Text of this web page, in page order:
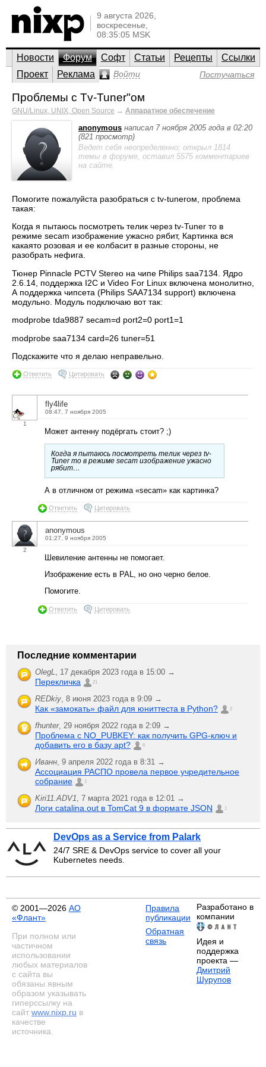
9 августа 2026,
воскресенье,
08:35:05 MSK
Новости Форум Софт Статьи Рецепты
Ссылки
Проект
Реклама Войти Постучаться
Проблемы с Tv-Tuner"ом
GNU/Linux, UNIX, Open Source → Аппаратное обеспечение
anonymous написал 7 ноября 2005 года в 02:20
(821 просмотр)
Ведет себя неопределенно; открыл 1814
темы в форуме, оставил 5575 комментариев
на сайте.
Помогите пожалуйста разобраться с tv-tunerом, проблема
такая:
Когда я пытаюсь посмотреть телик через tv-Tuner то в
режиме secam изображение ужасно рябит, Картинка вся
какаято розовая и ее колбасит в разные стороны, не
разобрать нефига.
Тюнер Pinnacle PCTV Stereo на чипе Philips saa7134. Ядро
2.6.14, поддержка I2C и Video For Linux включена монолитно,
А поддержка чипсета (Philips SAA7134 support) включена
модульно. Модуль подключаю вот так:
modprobe tda9887 secam=d port2=0 port1=1
modprobe saa7134 card=26 tuner=51
Подскажите что я делаю неправельно.
Ответить Цитировать
1
fly4life
08:47, 7 ноября 2005
Может антенну подёргать стоит? ;)
Когда я пытаюсь посмотреть телик через tv-
Tuner то в режиме secam изображение ужасно
рябит…
А в отличном от режима «secam» как картинка?
Ответить Цитировать
2
anonymous
01:27, 9 ноября 2005
Шевиление антенны не помогает.
Изображение есть в PAL, но оно черно белое.
Помогите.
Ответить Цитировать
Последние комментарии
OlegL 17 декабря 2023 года в 15:00 →
Перекличка 21
REDkiy 8 июня 2023 года в 9:09 →
Как «замокать» файл для юниттеста в Python? 2
fhunter, 29 ноября 2022 года в 2:09 →
Проблема с NO_PUBKEY: как получить GPG-ключ и
добавить его в базу apt?
6
Иванн 9 апреля 2022 года в 8:31 →
Ассоциация РАСПО провела первое учредительное
собрание
1
Kiri11.ADV1 7 марта 2021 года в 12:01 →
Логи catalina.out в TomCat 9 в формате JSON 1
DevOps as a Service from Palark
24/7 SRE & DevOps service to cover all your
Kubernetes needs.
© 2001—2026 АО
«Флант»
При полном или
частичном
использовании
любых материалов
с сайта вы
обязаны явным
образом указывать
гиперссылку на
сайт www.nixp.ru в
качестве
источника.
Правила
публикации
Обратная
связь
Разработано в
компании
Идея и
поддержка
проекта —
Дмитрий
Шурупов